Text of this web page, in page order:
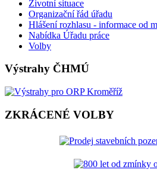
Životní situace
Organizační řád úřadu
Hlášení rozhlasu - informace od
Nabídka Úřadu práce
Volby
Výstrahy ČHMÚ
ZKRÁCENÉ VOLBY